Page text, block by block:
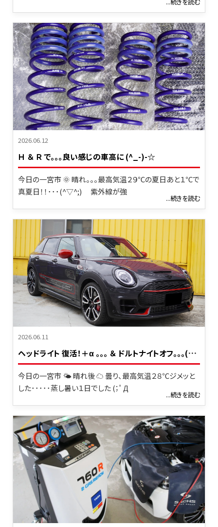
2026.06.12
Ｈ ＆ Ｒ で。。。良い感じの車高に (^_-)-☆
今日の一宮市 🌞 晴れ。。。最高気温２９℃の夏日あと１℃で
真夏日！！･･･(^▽^;) 紫外線が強
...続きを読む
2026.06.11
ヘ
ッドライト 復活！＋α ｡｡｡ ＆ ドルトナイトオフ｡｡｡(^_-)-☆
今日の一宮市 🌤 晴れ後 ☁ 曇り、最高気温２８℃ジメッと
した･････蒸し暑い１日でした (；ﾟД
...続きを読む